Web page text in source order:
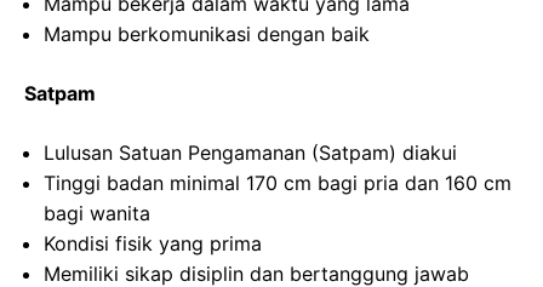
Mampu berkomunikasi dengan baik
Satpam
Lulusan Satuan Pengamanan (Satpam) diakui
Tinggi badan minimal 170 cm bagi pria dan 160 cm
bagi wanita
Kondisi fisik yang prima
Memiliki sikap disiplin dan bertanggung jawab